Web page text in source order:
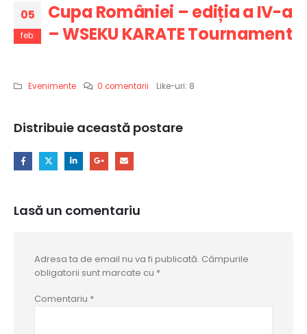
05
feb.
Cupa României – ediția a IV-a
– WSEKU KARATE Tournament
Evenimente 0 comentarii Like-uri: 8
Distribuie această postare
Lasă un comentariu
Adresa ta de email nu va fi publicată. Câmpurile
obligatorii sunt marcate cu *
Comentariu *